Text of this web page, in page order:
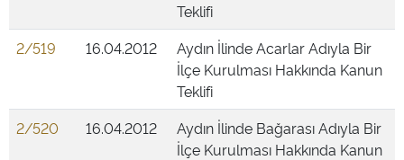
Teklifi
2/519
16.04.2012
Aydın İlinde Acarlar Adıyla Bir
İlçe Kurulması Hakkında Kanun
Teklifi
2/520
16.04.2012
Aydın İlinde Bağarası Adıyla Bir
İlçe Kurulması Hakkında Kanun